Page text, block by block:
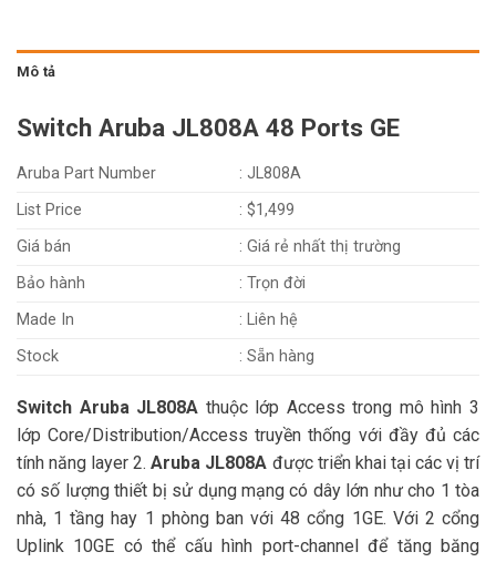
Mô tả
Switch Aruba JL808A 48 Ports GE
Aruba Part Number
: JL808A
List Price
: $1,499
Giá bán
: Giá rẻ nhất thị trường
Bảo hành
: Trọn đời
Made In
: Liên hệ
Stock
: Sẵn hàng
Switch Aruba JL808A thuộc lớp Access trong mô hình 3
lớp Core/Distribution/Access truyền thống với đầy đủ các
tính năng layer 2.Aruba JL808A được triển khai tại các vị trí
có số lượng thiết bị sử dụng mạng có dây lớn như cho 1 tòa
nhà, 1 tầng hay 1 phòng ban với 48 cổng 1GE. Với 2 cổng
Uplink 10GE có thể cấu hình port-channel để tăng băng